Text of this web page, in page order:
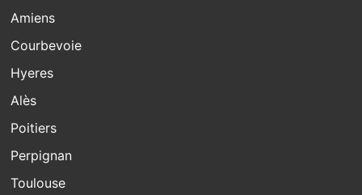
Amiens
Courbevoie
Hyeres
Alès
Poitiers
Perpignan
Toulouse